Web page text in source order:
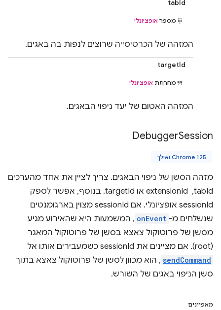
tabId
מספר אופציונלי
המזהה של הכרטיסייה שרוצים לנפות בה באגים.
targetId
מחרוזת אופציונלי
המזהה האטום של יעד ניפוי הבאגים.
DebuggerSession
Chrome 125 ואילך
מזהה הסשן של ניפוי הבאגים. צריך לציין את אחד מהערכים
tabId, ‏ extensionId או targetId. בנוסף, אפשר לספק
sessionId אופציונלי. אם sessionId מצוין בארגומנטים
שנשלחים מ- onEvent , המשמעות היא שהאירוע מגיע
מסשן של פרוטוקול צאצא בסשן של פרוטוקול המאגר
(root). אם מציינים את sessionId כשמעבירים אותו אל
sendCommand , הוא מכוון לסשן של פרוטוקול צאצא בתוך
סשן הניפוי באגים של השורש.
מאפיינים